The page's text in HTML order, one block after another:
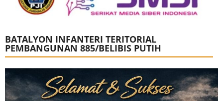
BATALYON INFANTERI TERITORIAL
PEMBANGUNAN 885/BELIBIS PUTIH